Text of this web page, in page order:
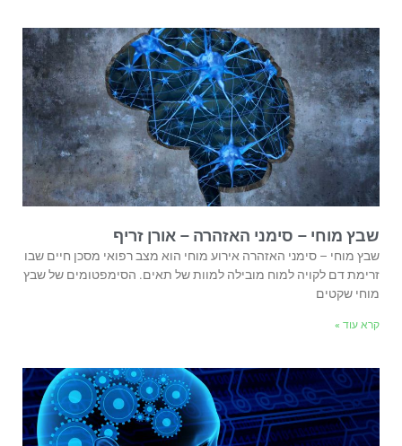
שבץ מוחי – סימני האזהרה – אורן זריף
שבץ מוחי – סימני האזהרה אירוע מוחי הוא מצב רפואי מסכן חיים שבו
זרימת דם לקויה למוח מובילה למוות של תאים. הסימפטומים של שבץ
מוחי שקטים
קרא עוד »